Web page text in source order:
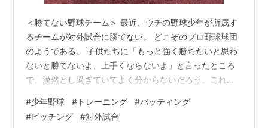
＜勝てない野球チーム＞ 最近、ウチの野球少年が所属す
るチームが対外試合に勝てない。 どこぞのプロ野球球団
のようである。 子供たちに「もっと強く勝ちたいと思わ
ないと勝てないよ、上手くならないよ」と言ったところ
で、漠然とし過ぎていてよく分からないだろう。これで
11歳12歳ともなると生意気盛りで素直さに欠ける点が問
題。目の前の練習やトレーニングの有用性をどう伝える
#少年野球 # トレーニング #バッティング
#ピッチング #対外試合